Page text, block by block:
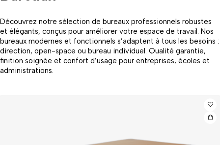
Découvrez notre sélection de bureaux professionnels robustes
et élégants, conçus pour améliorer votre espace de travail. Nos
bureaux modernes et fonctionnels s’adaptent à tous les besoins :
direction, open-space ou bureau individuel. Qualité garantie,
finition soignée et confort d’usage pour entreprises, écoles et
administrations.